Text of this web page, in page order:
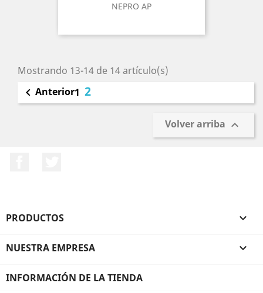
NEPRO AP
Mostrando 13-14 de 14 artículo(s)
 Anterior1 2
Volver arriba 
PRODUCTOS 
NUESTRA EMPRESA 
INFORMACIÓN DE LA TIENDA